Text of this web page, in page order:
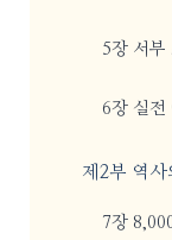
5장 서부
6장 실전
제2부 역사
7장